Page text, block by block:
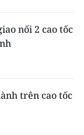
nối 2 cao tốc
trên cao tốc